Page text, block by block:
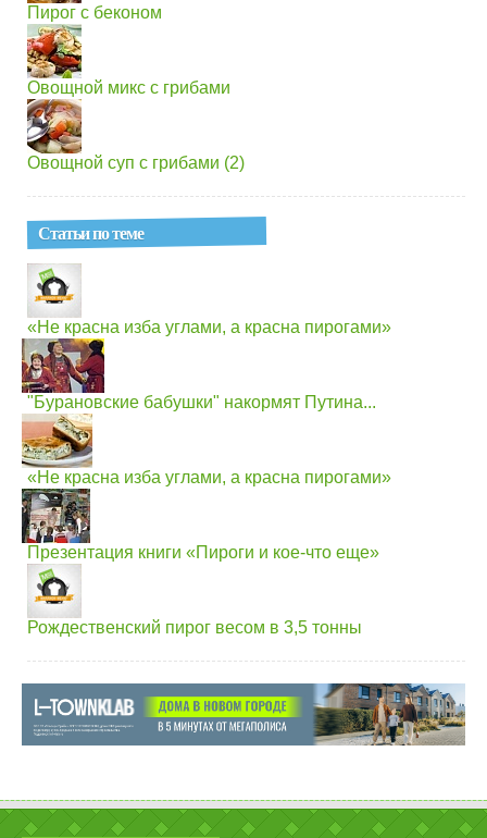
Пирог с беконом
Овощной микс с грибами
Овощной суп с грибами (2)
Статьи по теме
«Не красна изба углами, а красна пирогами»
"Бурановские бабушки" накормят Путина...
«Не красна изба углами, а красна пирогами»
Презентация книги «Пироги и кое-что еще»
Рождественский пирог весом в 3,5 тонны